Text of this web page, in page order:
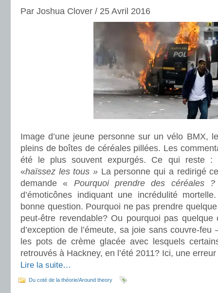
Par Joshua Clover / 25 Avril 2016
Image d’une jeune personne sur un vélo BMX,
pleins de boîtes de céréales pillées. Les
été le plus souvent expurgés. Ce qui reste :
«haïssez les tous » La personne qui a redirigé
demande « Pourquoi prendre des céréales
d’émoticônes indiquant une incrédulité
bonne question. Pourquoi ne pas prendre
peut-être revendable? Ou pourquoi pas quelque
d’exception de l’émeute, sa joie sans couvre-
les pots de crème glacée avec lesquels
retrouvés à Hackney, en l’été 2011? Ici, une
Lire la suite…
Du coté de la théorie/Around theory